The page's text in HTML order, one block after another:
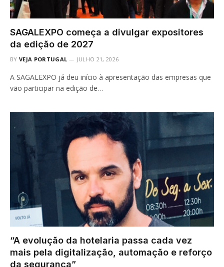
SAGALEXPO começa a divulgar expositores
da edição de 2027
BY VEJA PORTUGAL JULHO 21, 2026
A SAGALEXPO já deu início à apresentação das empresas que
vão participar na edição de…
“A evolução da hotelaria passa cada vez
mais pela digitalização, automação e reforço
da segurança”